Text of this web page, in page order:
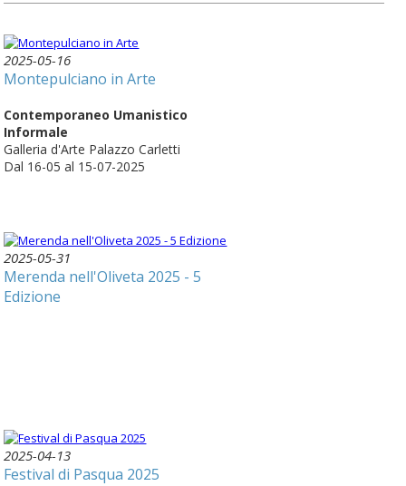
2025-05-16
Montepulciano in Arte
Contemporaneo Umanistico
Informale
Galleria d'Arte Palazzo Carletti
Dal 16-05 al 15-07-2025
2025-05-31
Merenda nell'Oliveta 2025 - 5
Edizione
2025-04-13
Festival di Pasqua 2025